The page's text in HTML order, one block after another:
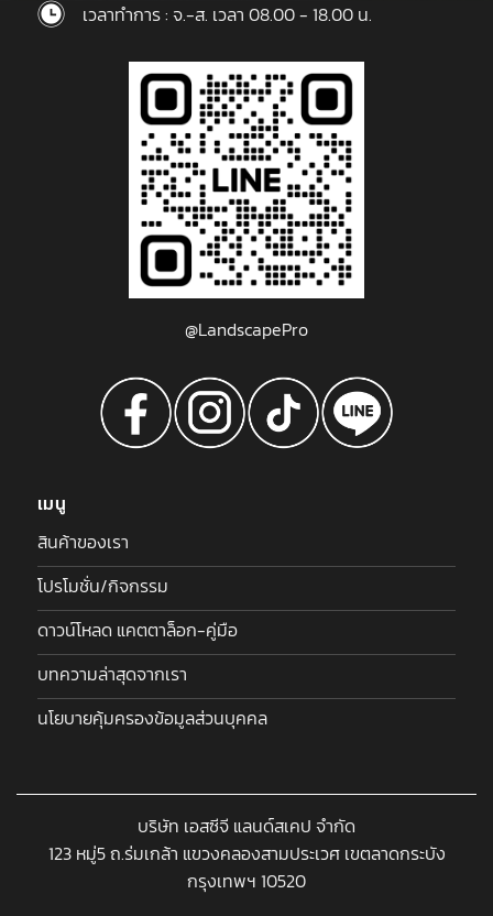
เวลาทำการ : จ.-ส. เวลา 08.00 - 18.00 น.
@LandscapePro
เมนู
สินค้าของเรา
โปรโมชั่น/กิจกรรม
ดาวน์โหลด แคตตาล็อก-คู่มือ
บทความล่าสุดจากเรา
นโยบายคุ้มครองข้อมูลส่วนบุคคล
บริษัท เอสซีจี แลนด์สเคป จำกัด
123 หมู่5 ถ.ร่มเกล้า แขวงคลองสามประเวศ เขตลาดกระบัง
กรุงเทพฯ 10520